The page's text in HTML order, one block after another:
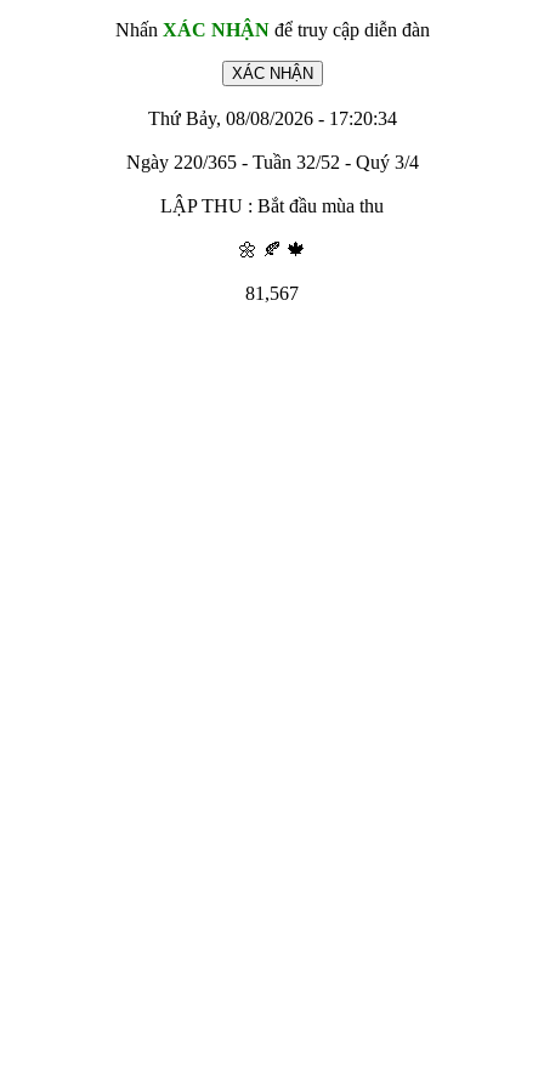
Nhấn XÁC NHẬNđể truy cập diễn đàn
Thứ Bảy, 08/08/2026 - 17:20:34
Ngày 220/365 - Tuần 32/52 - Quý 3/4
LẬP THU : Bắt đầu mùa thu
🌼 🍂 🍁
81,567